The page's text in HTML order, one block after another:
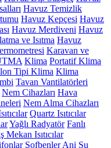
Havuz Temizlik
Havuz Kepçesi Havuz
Havuz Merdiveni Havuz
ve Isıtma Havuz
Karavan ve
Klima Portatif Klima
Tipi Klima Klima
Tavan Vantilatörleri
Nem Cihazları Hava
Nem Alma Cihazları
Quartz Isıtıcılar
Yağlı Radyatör Fanlı
Mekan Isıtıcılar
Şofbenler Ani Su